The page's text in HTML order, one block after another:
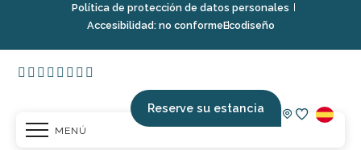
MENÚ
Reserve su estancia
Política de protección de datos personales
Accesibilidad: no conformeEcodiseño